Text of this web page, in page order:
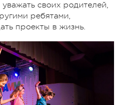
своих родителей,
ребятами,
проекты в жизнь.